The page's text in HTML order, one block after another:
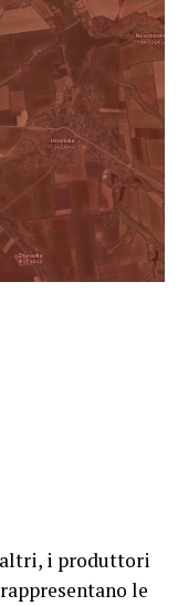
altri, i produttori
le